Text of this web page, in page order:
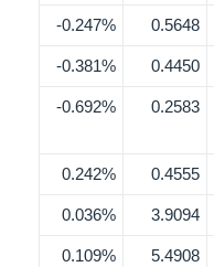
0.5648
0.247%-
0.4450
0.381%-
0.2583
0.692%-
0.4555
0.242%
3.9094
0.036%
5.4908
0.109%